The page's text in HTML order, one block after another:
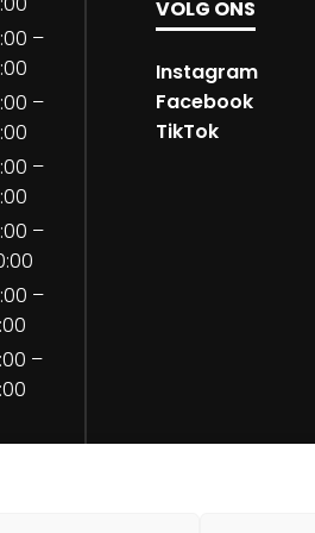
VOLG ONS
Instagram
Facebook
TikTok
–
–
–
–
–
–